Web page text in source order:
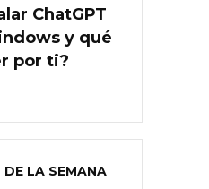
ChatGPT
y qué
por ti?
LA SEMANA